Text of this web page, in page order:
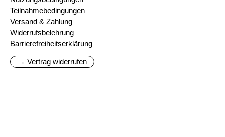
Teilnahmebedingungen
Versand & Zahlung
Widerrufsbelehrung
Barrierefreiheitserklärung
→ Vertrag widerrufen